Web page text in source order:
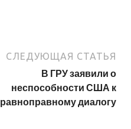
СЛЕДУЮЩАЯ СТАТЬЯ
В ГРУ заявили о
неспособности США к
равноправному диалогу